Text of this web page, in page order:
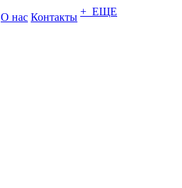
О нас Контакты + ЕЩЕ